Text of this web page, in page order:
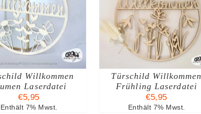
Willkommen
Laserdatei
€5,95
Enthält 7% Mwst.
IN DEN WARENKORB
/
DETAILS
Türschild Willkommen
Frühling Laserdatei
€5,95
Enthält 7% Mwst.